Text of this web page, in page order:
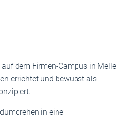
dem Firmen-Campus in Melle
errichtet und bewusst als
in eine